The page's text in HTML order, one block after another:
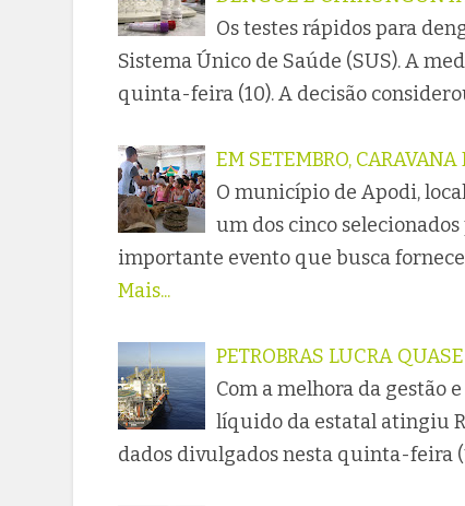
Os testes rápidos para
Sistema Único de Saúde (SUS). A
quinta-feira (10). A decisão
EM SETEMBRO,
O município de Apodi,
um dos cinco
importante evento que busca
Mais...
PETROBRAS LUCRA
Com a melhora da gestão
líquido da estatal atingiu
dados divulgados nesta quinta-feira